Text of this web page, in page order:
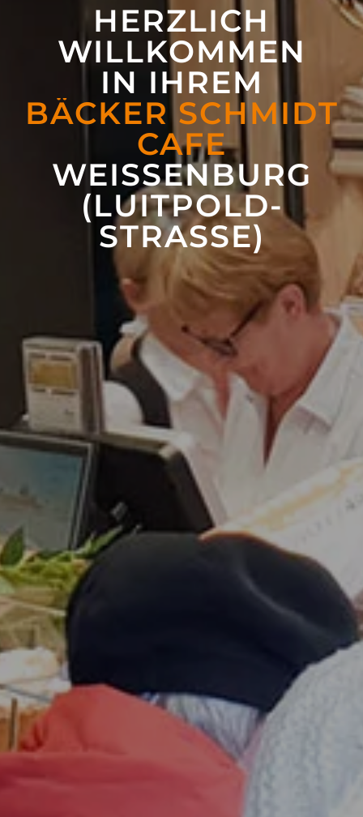
HERZLICH
WILLKOMMEN
IN IHREM
BÄCKER SCHMIDT
CAFE
WEISSEN­BURG
(LUITPOLD­
STRASSE)